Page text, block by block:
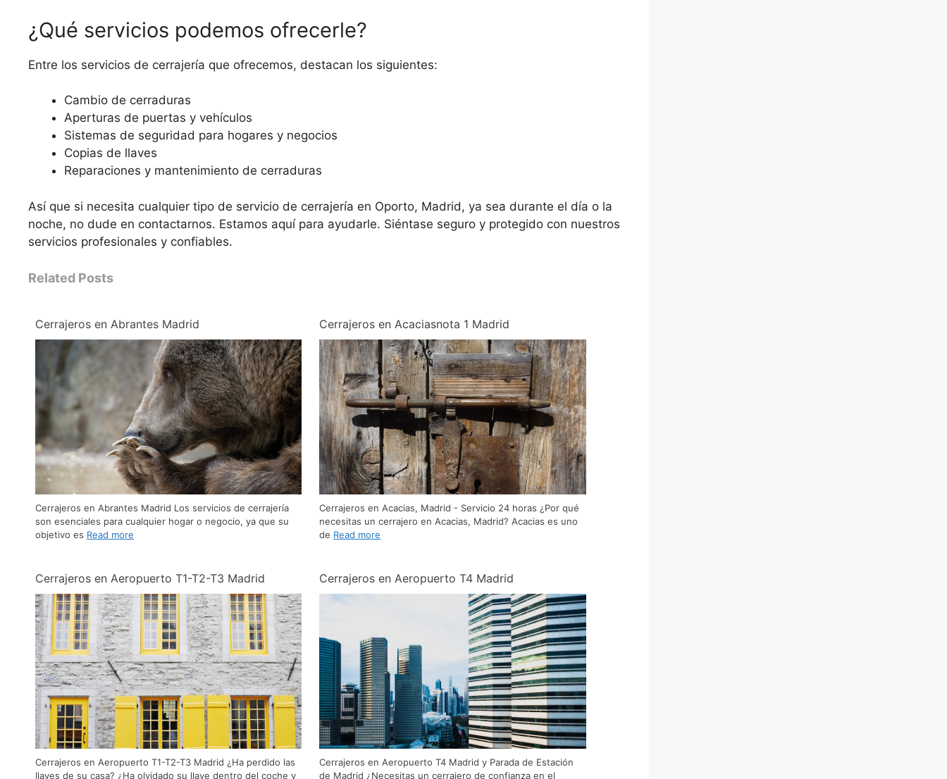
¿Qué servicios podemos ofrecerle?
Entre los servicios de cerrajería que ofrecemos, destacan los siguientes:
Cambio de cerraduras
Aperturas de puertas y vehículos
Sistemas de seguridad para hogares y negocios
Copias de llaves
Reparaciones y mantenimiento de cerraduras
Así que si necesita cualquier tipo de servicio de cerrajería en Oporto, Madrid, ya sea durante el día o la
noche, no dude en contactarnos. Estamos aquí para ayudarle. Siéntase seguro y protegido con nuestros
servicios profesionales y confiables.
Related Posts
Cerrajeros en Abrantes Madrid
Cerrajeros en Abrantes Madrid Los servicios de cerrajería
son esenciales para cualquier hogar o negocio, ya que su
objetivo es Read more
Cerrajeros en Acaciasnota 1​ Madrid
Cerrajeros en Acacias, Madrid - Servicio 24 horas ¿Por qué
necesitas un cerrajero en Acacias, Madrid? Acacias es uno
de Read more
Cerrajeros en Aeropuerto T1-T2-T3 Madrid
Cerrajeros en Aeropuerto T1-T2-T3 Madrid ¿Ha perdido las
llaves de su casa? ¿Ha olvidado su llave dentro del coche y
Cerrajeros en Aeropuerto T4 Madrid
Cerrajeros en Aeropuerto T4 Madrid y Parada de Estación
de Madrid ¿Necesitas un cerrajero de confianza en el